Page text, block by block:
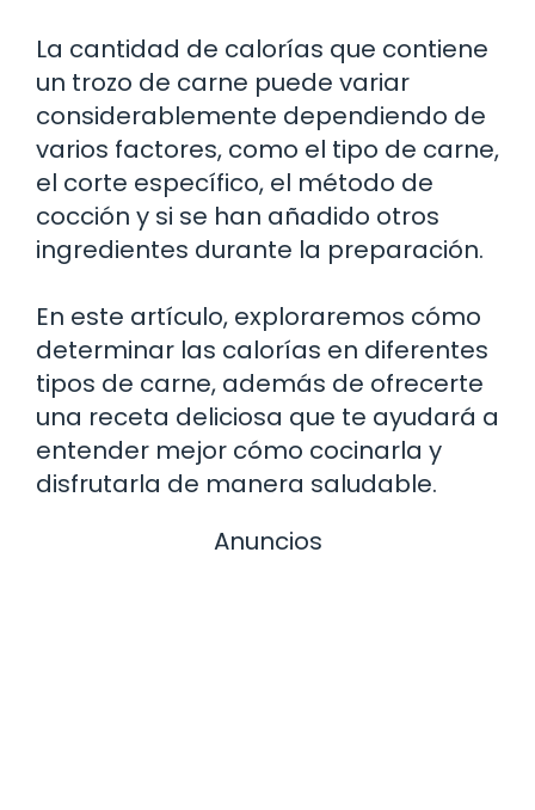
La cantidad de calorías que contiene
un trozo de carne puede variar
considerablemente dependiendo de
varios factores, como el tipo de carne,
el corte específico, el método de
cocción y si se han añadido otros
ingredientes durante la preparación.
En este artículo, exploraremos cómo
determinar las calorías en diferentes
tipos de carne, además de ofrecerte
una receta deliciosa que te ayudará a
entender mejor cómo cocinarla y
disfrutarla de manera saludable.
Anuncios